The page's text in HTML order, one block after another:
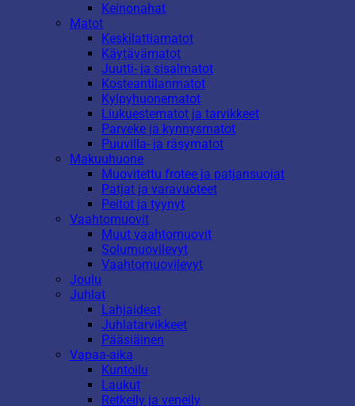
Keinonahat
Matot
Keskilattiamatot
Käytävämatot
Juutti- ja sisalmatot
Kosteantilanmatot
Kylpyhuonematot
Liukuestematot ja tarvikkeet
Parveke ja kynnysmatot
Puuvilla- ja räsymatot
Makuuhuone
Muovitettu frotee ja patjansuojat
Patjat ja varavuoteet
Peitot ja tyynyt
Vaahtomuovit
Muut vaahtomuovit
Solumuovilevyt
Vaahtomuovilevyt
Joulu
Juhlat
Lahjaideat
Juhlatarvikkeet
Pääsiäinen
Vapaa-aika
Kuntoilu
Laukut
Retkeily ja veneily